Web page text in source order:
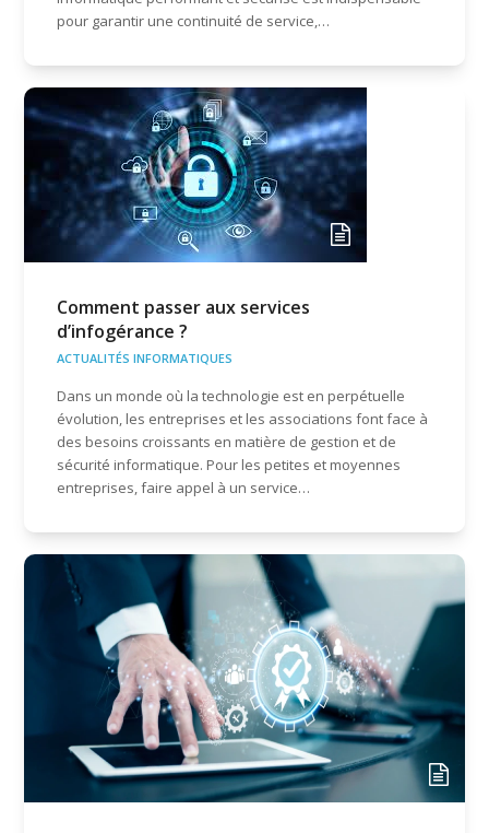
pour garantir une continuité de service,…
Comment passer aux services
d’infogérance ?
ACTUALITÉS INFORMATIQUES
Dans un monde où la technologie est en perpétuelle
évolution, les entreprises et les associations font face à
des besoins croissants en matière de gestion et de
sécurité informatique. Pour les petites et moyennes
entreprises, faire appel à un service…